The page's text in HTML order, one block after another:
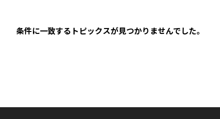
条件に一致するトピックスが見つかりませんでした。